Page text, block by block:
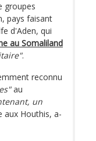
groupes
pays faisant
d'Aden, qui
au Somaliland
.
reconnu
au
un
aux Houthis, a-